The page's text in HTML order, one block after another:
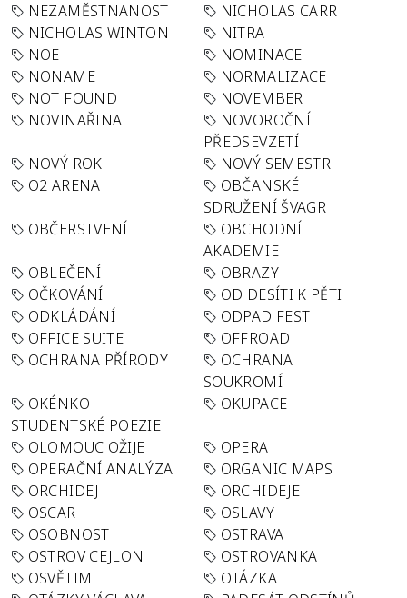
NEZAMĚSTNANOST
NICHOLAS CARR
NICHOLAS WINTON
NITRA
NOE
NOMINACE
NONAME
NORMALIZACE
NOT FOUND
NOVEMBER
NOVINAŘINA
NOVOROČNÍ
PŘEDSEVZETÍ
NOVÝ ROK
NOVÝ SEMESTR
O2 ARENA
OBČANSKÉ
SDRUŽENÍ ŠVAGR
OBČERSTVENÍ
OBCHODNÍ
AKADEMIE
OBLEČENÍ
OBRAZY
OČKOVÁNÍ
OD DESÍTI K PĚTI
ODKLÁDÁNÍ
ODPAD FEST
OFFICE SUITE
OFFROAD
OCHRANA PŘÍRODY
OCHRANA
SOUKROMÍ
OKÉNKO
STUDENTSKÉ POEZIE
OKUPACE
OLOMOUC OŽIJE
OPERA
OPERAČNÍ ANALÝZA
ORGANIC MAPS
ORCHIDEJ
ORCHIDEJE
OSCAR
OSLAVY
OSOBNOST
OSTRAVA
OSTROV CEJLON
OSTROVANKA
OSVĚTIM
OTÁZKA